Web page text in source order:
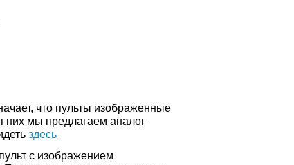
что пульты изображенные
них мы предлагаем аналог
здесь
с изображением